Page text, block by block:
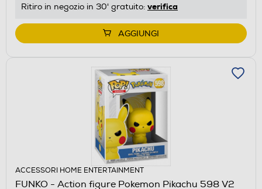
Ritiro in negozio in 30' gratuito: verifica
AGGIUNGI
ACCESSORI HOME ENTERTAINMENT
FUNKO - Action figure Pokemon Pikachu 598 V2